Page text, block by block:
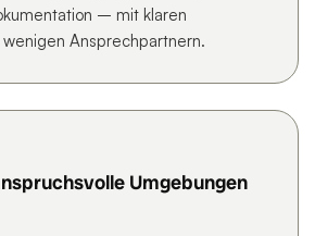
– mit klaren
Ansprechpartnern.
Umgebungen